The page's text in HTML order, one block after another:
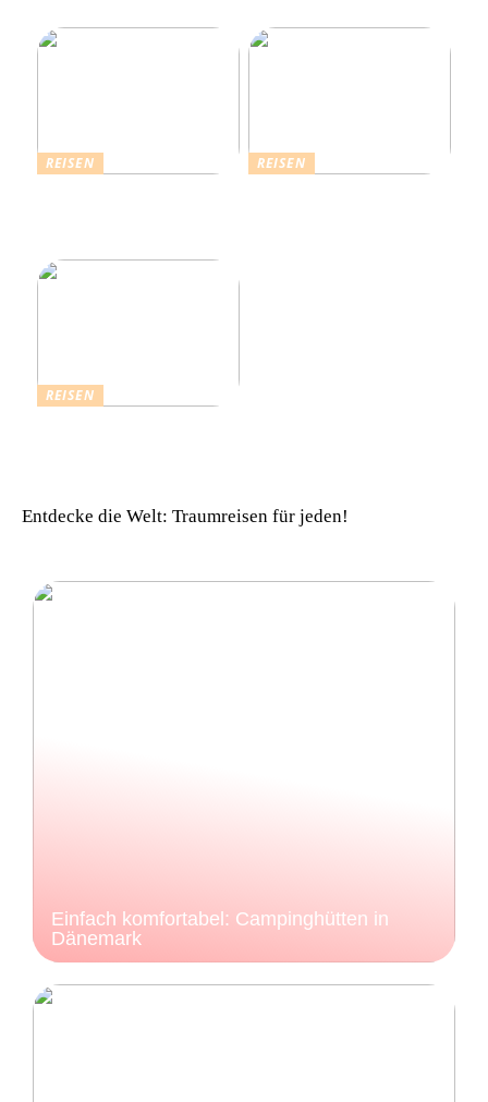
REISEN
REISEN
REISEN
Entdecke die Welt: Traumreisen für jeden!
Einfach komfortabel: Campinghütten in
Dänemark